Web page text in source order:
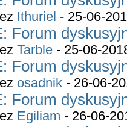
Ithuriel - 25-06-
Forum
Tarble - 25-06-
Forum
osadnik - 26-06-
Forum
Egiliam - 26-06-